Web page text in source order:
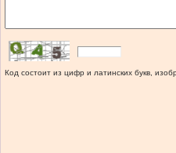
Код состоит из цифр и латинских букв,